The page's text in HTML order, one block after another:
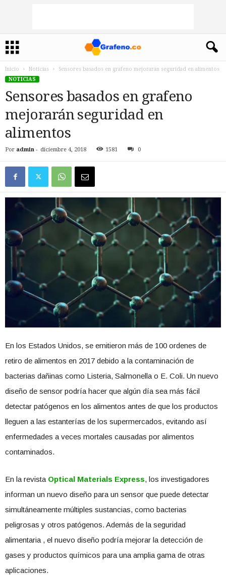
Inicio Noticias
Sensores basados en grafeno mejorarán seguridad en alimentos
NOTICIAS
Sensores basados en grafeno
mejorarán seguridad en
alimentos
Por admin - diciembre 4, 2018 1581 0
En los Estados Unidos, se emitieron más de 100 ordenes de
retiro de alimentos en 2017 debido a la contaminación de
bacterias dañinas como Listeria, Salmonella o E. Coli. Un nuevo
diseño de sensor podría hacer que algún día sea más fácil
detectar patógenos en los alimentos antes de que los productos
lleguen a las estanterías de los supermercados, evitando así
enfermedades a veces mortales causadas por alimentos
contaminados.
En la revista Optical Materials Express, los investigadores
informan un nuevo diseño para un sensor que puede detectar
simultáneamente múltiples sustancias, como bacterias
peligrosas y otros patógenos. Además de la seguridad
alimentaria , el nuevo diseño podría mejorar la detección de
gases y productos químicos para una amplia gama de otras
aplicaciones.